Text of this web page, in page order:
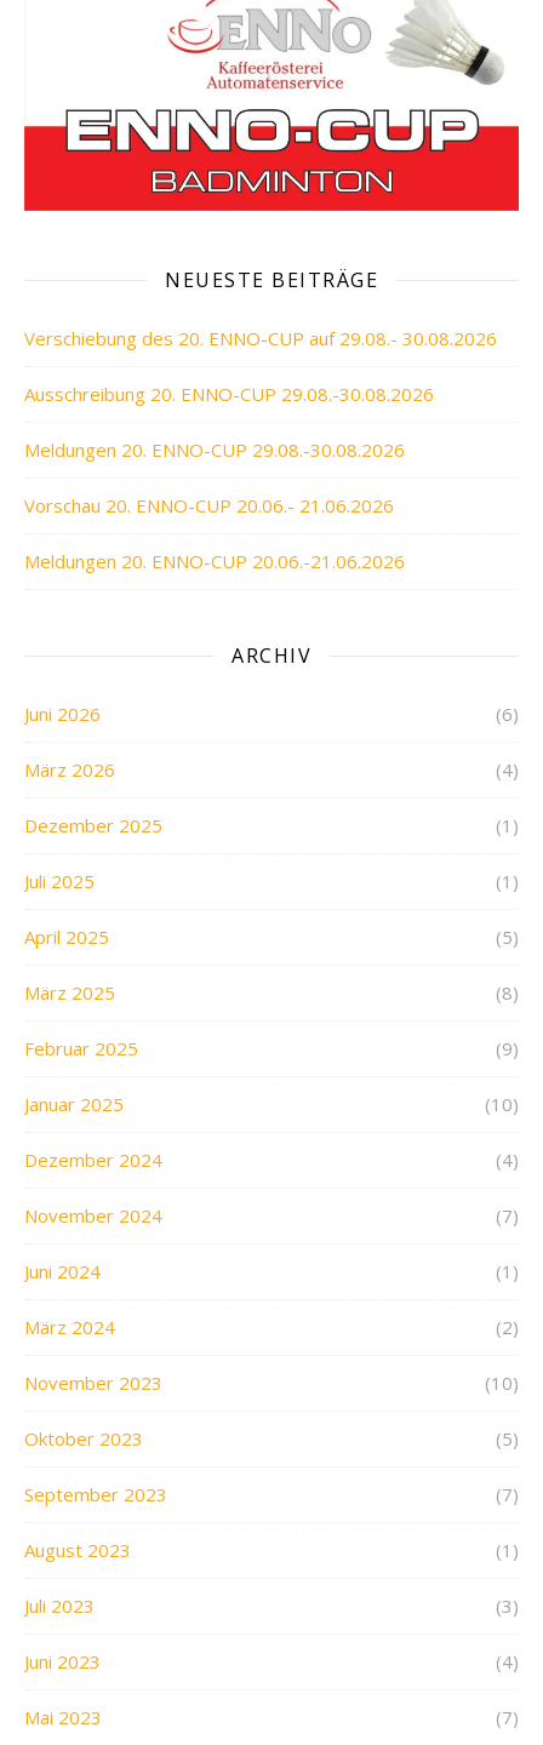
NEUESTE BEITRÄGE
Verschiebung des 20. ENNO-CUP auf 29.08.- 30.08.2026
Ausschreibung 20. ENNO-CUP 29.08.-30.08.2026
Meldungen 20. ENNO-CUP 29.08.-30.08.2026
Vorschau 20. ENNO-CUP 20.06.- 21.06.2026
Meldungen 20. ENNO-CUP 20.06.-21.06.2026
ARCHIV
Juni 2026 (6)
März 2026 (4)
Dezember 2025 (1)
Juli 2025 (1)
April 2025 (5)
März 2025 (8)
Februar 2025 (9)
Januar 2025 (10)
Dezember 2024 (4)
November 2024 (7)
Juni 2024 (1)
März 2024 (2)
November 2023 (10)
Oktober 2023 (5)
September 2023 (7)
August 2023 (1)
Juli 2023 (3)
Juni 2023 (4)
Mai 2023 (7)